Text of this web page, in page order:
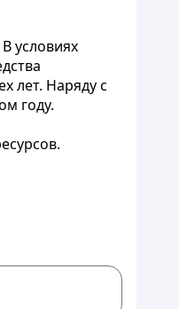
условиях
лет. Наряду с
году.